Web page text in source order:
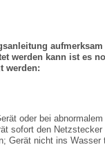
werden kann ist es
werden:
oder bei abnormalem
sofort den Netzstecker
Gerät nicht ins Wasser